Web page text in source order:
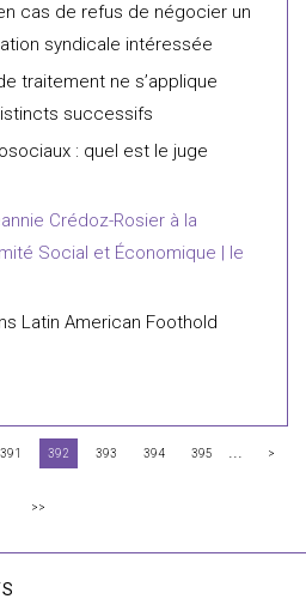
cas de refus de négocier un
syndicale intéressée
traitement ne s’applique
successifs
: quel est le juge
Crédoz-Rosier à la
Social et Économique | le
Latin American Foothold
391 392 393 394 395 ... >
>>